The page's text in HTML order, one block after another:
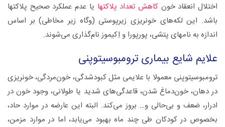
اختلال انعقاد خونکاهش تعداد پلاکتها یا عدم عملکرد صحیح پلاکتها
باشد. این لکه‌های خونریزی زیرپوستی (وگاه زیر مخاطی) بر اساس
اندازه به نامهای پتشی، پورپورا و اِکیموز نام‌گذاری می‌شوند.
علایم‌ شایع‌ بیماری ترومبوسیتوپنی
ترومبوسیتوپنی معمولا با علایمی مثل کبودشدگی‌، خون‌مردگی، خونریزی‌
در دهان‌، خون‌‌دماغ شدن، قاعدگی‌های‌ شدید یا طولانی‌، وجود خون‌ در
ادرار، ضعف و بی‌حالی و… بروز می‌کند. البته این عارضه در موارد حاد،
بخصوص‌ در کودکان‌ طی چند ماه بهبود می‌یابد، اما در موارد مزمن‌،